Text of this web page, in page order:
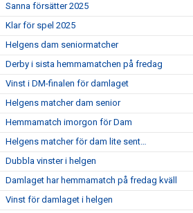
Sanna försätter 2025
Klar för spel 2025
Helgens dam seniormatcher
Derby i sista hemmamatchen på fredag
Vinst i DM-finalen för damlaget
Helgens matcher dam senior
Hemmamatch imorgon för Dam
Helgens matcher för dam lite sent…
Dubbla vinster i helgen
Damlaget har hemmamatch på fredag kväll
Vinst för damlaget i helgen